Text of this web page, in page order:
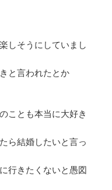
しそうにしていまし
と言われたとか
ことも本当に大好き
ら結婚したいと言っ
行きたくないと愚図